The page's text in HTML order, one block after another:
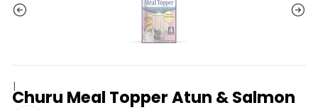
|
Churu Meal Topper Atun & Salmon